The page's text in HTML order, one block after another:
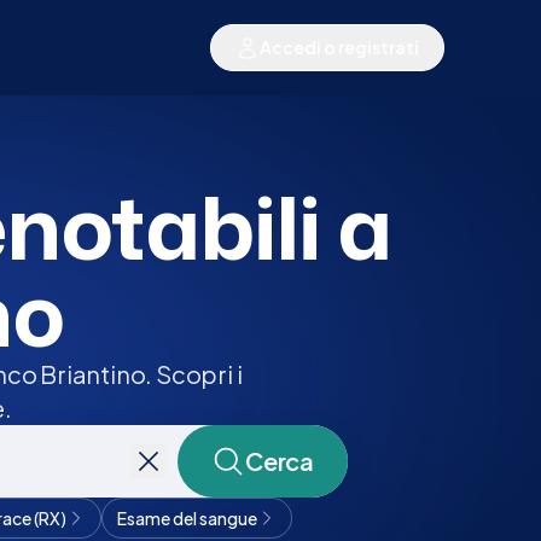
a
Briantino. Scopri i
Cerca
(RX)
Esame del sangue